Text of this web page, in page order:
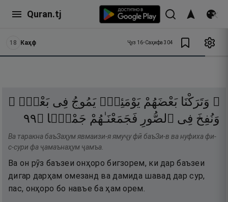
Quran.tj
18 Каҳф Ҷуз 16•Саҳифа 304
۞ وَتَرَكْنَا بَعْضَهُمْ يَوْمَئِذٍۢ يَمُوجُ فِى بَعْضٍۢ ۖ
وَنُفِخَ فِى ٱلصُّورِ فَجَمَعْنَـٰهُمْ جَمْعًۭا ۝٩٩
Ва таракна баъЗаҳум явмаизи-я ямуҷу фӣ баъЗи-в ва нуфиха фи-
с-сури фа ҷамаънаҳум ҷамъа.
Ва он рӯз баъзеи онҳоро бигзорем, ки дар баъзеи
дигар дарҳам омезанд ва дамида шавад дар сур,
пас, онҳоро бо навъе ба ҳам орем.